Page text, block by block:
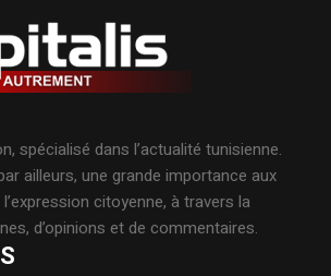
spécialisé dans l’actualité tunisienne.
ailleurs, une grande importance aux
citoyenne, à travers la
d’opinions et de commentaires.